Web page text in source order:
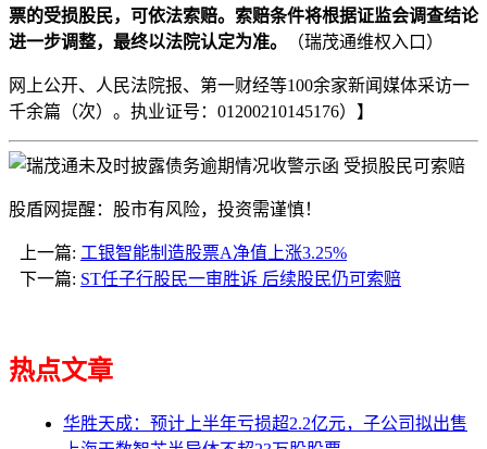
票的受损股民，可依法索赔。索赔条件将根据证监会调查结论
进一步调整，最终以法院认定为准。
（瑞茂通维权入口）
网上公开、人民法院报、第一财经等100余家新闻媒体采访一
千余篇（次）。执业证号：01200210145176）】
股盾网提醒：股市有风险，投资需谨慎！
上一篇: 工银智能制造股票A净值上涨3.25%
下一篇: ST任子行股民一审胜诉 后续股民仍可索赔
热点文章
华胜天成：预计上半年亏损超2.2亿元，子公司拟出售